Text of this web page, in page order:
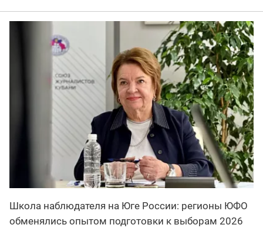
Школа наблюдателя на Юге России: регионы ЮФО
обменялись опытом подготовки к выборам 2026